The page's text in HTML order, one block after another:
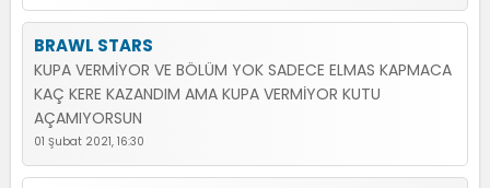
BRAWL STARS
KUPA VERMİYOR VE BÖLÜM YOK SADECE ELMAS KAPMACA
KAÇ KERE KAZANDIM AMA KUPA VERMİYOR KUTU
AÇAMIYORSUN
01 Şubat 2021, 16:30